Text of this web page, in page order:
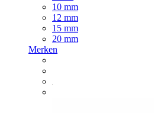
10 mm
12 mm
15 mm
20 mm
Merken